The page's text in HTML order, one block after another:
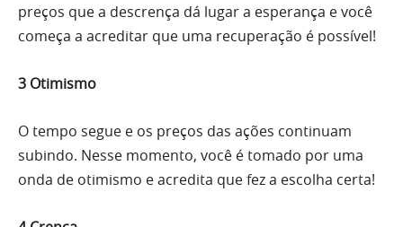
preços que a descrença dá lugar a esperança e você
começa a acreditar que uma recuperação é possível!
3 Otimismo
O tempo segue e os preços das ações continuam
subindo. Nesse momento, você é tomado por uma
onda de otimismo e acredita que fez a escolha certa!